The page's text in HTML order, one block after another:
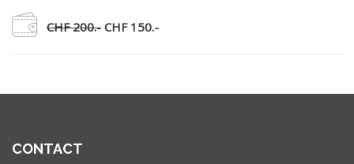
CHF 200.- CHF 150.-
CONTACT